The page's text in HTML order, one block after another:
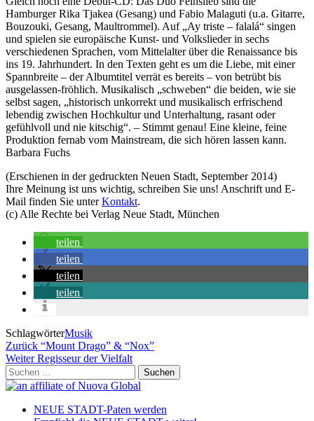
Hamburger Rika Tjakea (Gesang) und Fabio Malaguti (u.a. Gitarre,
Bouzouki, Gesang, Maultrommel). Auf „Ay triste – falalá“ singen
und spielen sie europäische Kunst- und Volkslieder in sechs
verschiedenen Sprachen, vom Mittelalter über die Renaissance bis
ins 19. Jahrhundert. In den Texten geht es um die Liebe, mit einer
Spannbreite – der Albumtitel verrät es bereits – von betrübt bis
ausgelassen-fröhlich. Musikalisch „schweben“ die beiden, wie sie
selbst sagen, „historisch unkorrekt und musikalisch erfrischend
lebendig zwischen Hochkultur und Unterhaltung, rasant oder
gefühlvoll und nie kitschig“. – Stimmt genau! Eine kleine, feine
Produktion fernab vom Mainstream, die sich hören lassen kann.
Barbara Fuchs
(Erschienen in der gedruckten Neuen Stadt, September 2014)
Ihre Meinung ist uns wichtig, schreiben Sie uns! Anschrift und E-
Mail finden Sie unterKontakt.
(c) Alle Rechte bei Verlag Neue Stadt, München
teilen
teilen
teilen
teilen
SchlagwörterMusik
Beitragsnavigation
Vorheriger
Beitrag
Zurück “Mount Drago” & “Nox”
Nächster
Beitrag
Weiter Regisseur der Vielfalt
Suchen
nach:
NEUE STADT-Paten werden